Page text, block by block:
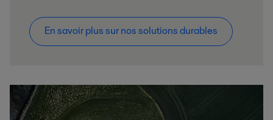
En savoir plus sur nos solutions durables